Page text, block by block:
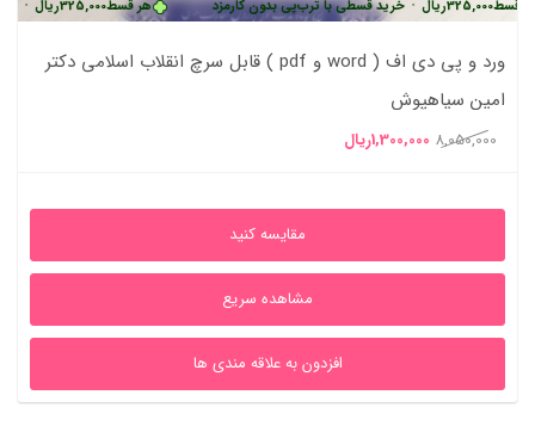
هر قسط325,000ریال • قسط325,000ریال • خرید قسطی با ترب‌پی بدون کارمزد
ورد و پی دی اف ( word و pdf ) قابل سرچ انقلاب اسلامی دکتر
امین سیاهپوش
8,050,000 قیمت
8,050,000ریال
1,300,000ریال
1,300,000ریال
مقایسه کنید
مشاهده سریع
افزدون به علاقه مندی ها